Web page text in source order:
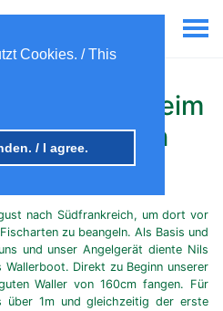
Cookies. / This
/ I agree.
cm nachts beim
Aug 2010
nach Südfrankreich, um dort vor
zu beangeln. Als Basis und
und unser Angelgerät diente Nils
Direkt zu Beginn unserer
Waller von 160cm fangen. Für
über 1m und gleichzeitig der erste